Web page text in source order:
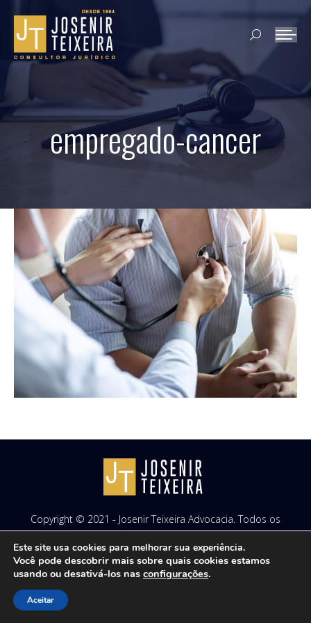
Search:
empregado-cancer
Copyright © 2021 - Josenir Teixeira Advocacia. Todos os
Este site usa cookies para melhorar sua experiência.
Você pode descobrir mais sobre quais cookies estamos
usando ou desativá-los nas configurações.
Aceitar